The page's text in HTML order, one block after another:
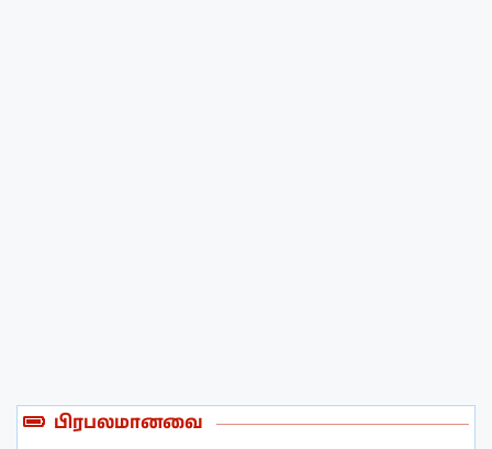
பிரபலமானவை